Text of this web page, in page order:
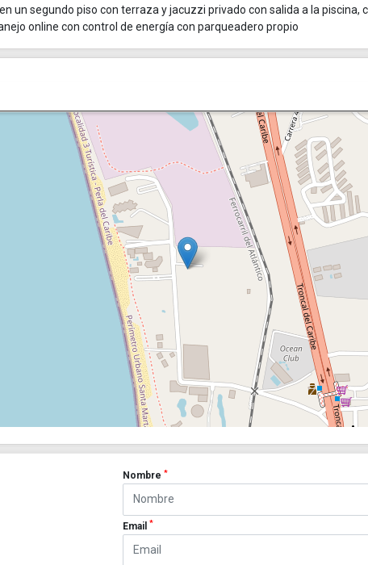
un segundo piso con terraza y jacuzzi privado con salida a la piscina,
online con control de energía con parqueadero propio
Nombre*
Email*